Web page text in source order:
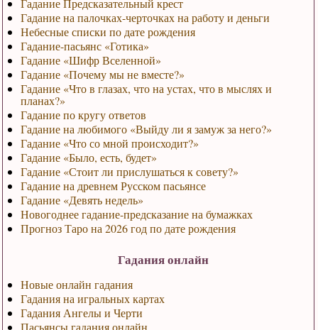
Гадание на палочках-черточках на работу и деньги
Небесные списки по дате рождения
Гадание-пасьянс «Готика»
Гадание «Шифр Вселенной»
Гадание «Почему мы не вместе?»
Гадание «Что в глазах, что на устах, что в мыслях и
планах?»
Гадание по кругу ответов
Гадание на любимого «Выйду ли я замуж за него?»
Гадание «Что со мной происходит?»
Гадание «Было, есть, будет»
Гадание «Стоит ли прислушаться к совету?»
Гадание на древнем Русском пасьянсе
Гадание «Девять недель»
Новогоднее гадание-предсказание на бумажках
Прогноз Таро на 2026 год по дате рождения
Гадания онлайн
Новые онлайн гадания
Гадания на игральных картах
Гадания Ангелы и Черти
Пасьянсы гадания онлайн